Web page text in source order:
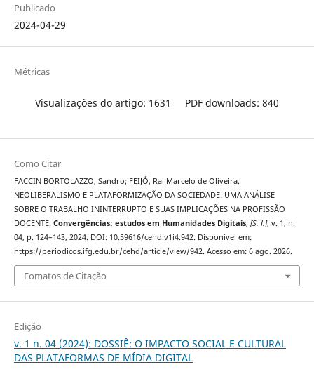
Publicado
2024-04-29
Métricas
Visualizações do artigo: 1631 PDF downloads: 840
Como Citar
FACCIN BORTOLAZZO, Sandro; FEIJÓ, Rai Marcelo de Oliveira.
NEOLIBERALISMO E PLATAFORMIZAÇÃO DA SOCIEDADE: UMA ANÁLISE
SOBRE O TRABALHO ININTERRUPTO E SUAS IMPLICAÇÕES NA PROFISSÃO
DOCENTE. Convergências: estudos em Humanidades Digitais, [S. l.], v. 1, n.
04, p. 124–143, 2024. DOI: 10.59616/cehd.v1i4.942. Disponível em:
https://periodicos.ifg.edu.br/cehd/article/view/942. Acesso em: 6 ago. 2026.
Fomatos de Citação
Edição
v. 1 n. 04 (2024): DOSSIÊ: O IMPACTO SOCIAL E CULTURAL
DAS PLATAFORMAS DE MÍDIA DIGITAL